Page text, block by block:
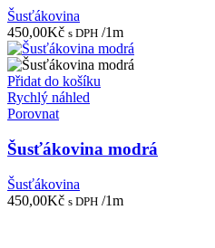
Šusťákovina
450,00Kč s DPH /1m
Přidat do košíku
Rychlý náhled
Porovnat
Šusťákovina modrá
Šusťákovina
450,00Kč s DPH /1m